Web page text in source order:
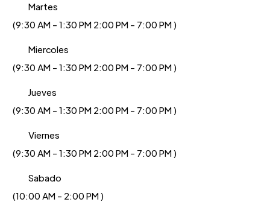
Martes
(9:30 AM - 1:30 PM 2:00 PM - 7:00 PM )
Miercoles
(9:30 AM - 1:30 PM 2:00 PM - 7:00 PM )
Jueves
(9:30 AM - 1:30 PM 2:00 PM - 7:00 PM )
Viernes
(9:30 AM - 1:30 PM 2:00 PM - 7:00 PM )
Sabado
(10:00 AM - 2:00 PM )